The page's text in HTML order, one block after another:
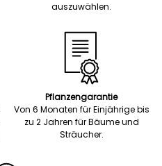
auszuwählen.
Pflanzengarantie
Von 6 Monaten für Einjährige bis
zu 2 Jahren für Bäume und
Sträucher.